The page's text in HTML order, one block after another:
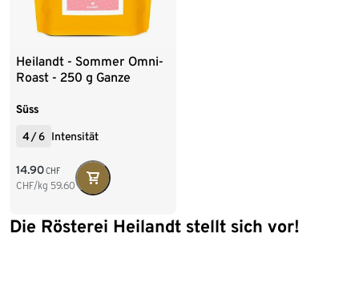
Heilandt - Sommer Omni-
Roast - 250 g Ganze
Süss
4/6 Intensität
14.90CHF
CHF/kg 59.60
Die Rösterei Heilandt stellt sich vor!